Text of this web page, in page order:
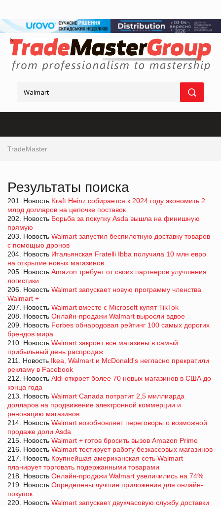
TradeMaster
Результаты поиска
201. Новость Kraft Heinz собирается к 2024 году экономить 2
млрд долларов на цепочке поставок
202. Новость Борьба за покупку Asda вышла на финишную
прямую
203. Новость Walmart запустил беспилотную доставку товаров
с помощью дронов
204. Новость Итальянская Fratelli Ibba получила 10 млн евро
на открытие новых магазинов
205. Новость Amazon требует от своих партнеров улучшения
логистики
206. Новость Walmart запускает новую программу членства
Walmart +
207. Новость Walmart вместе с Microsoft купят TikTok
208. Новость Онлайн-продажи Walmart выросли вдвое
209. Новость Forbes обнародовал рейтинг 100 самых дорогих
брендов мира
210. Новость Walmart закроет все магазины в самый
прибыльный день распродаж
211. Новость Ikea, Walmart и McDonald's негласно прекратили
рекламу в Facebook
212. Новость Aldi откроет более 70 новых магазинов в США до
конца года
213. Новость Walmart Canada потратит 2,5 миллиарда
долларов на продвижение электронной коммерции и
реновацию магазинов
214. Новость Walmart возобновляет переговоры о возможной
продаже доли Asda
215. Новость Walmart + готов бросить вызов Amazon Prime
216. Новость Walmart тестирует работу безкассовых магазинов
217. Новость Крупнейшая американская сеть Walmart
планирует торговать подержанными товарами
218. Новость Онлайн-продажи Walmart увеличились на 74%
219. Новость Определены лучшие приложения для онлайн-
покупок
220. Новость Walmart запускает двухчасовую службу доставки